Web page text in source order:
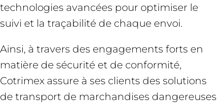
technologies avancées pour optimiser le
suivi et la traçabilité de chaque envoi.
Ainsi, à travers des engagements forts en
matière de sécurité et de conformité,
Cotrimex assure à ses clients des solutions
de transport de marchandises dangereuses